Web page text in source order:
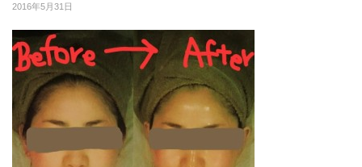
2016年5月31日